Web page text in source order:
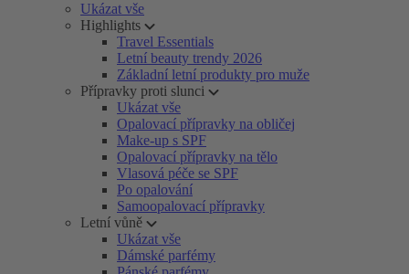
Ukázat vše
Highlights
Travel Essentials
Letní beauty trendy 2026
Základní letní produkty pro muže
Přípravky proti slunci
Ukázat vše
Opalovací přípravky na obličej
Make-up s SPF
Opalovací přípravky na tělo
Vlasová péče se SPF
Po opalování
Samoopalovací přípravky
Letní vůně
Ukázat vše
Dámské parfémy